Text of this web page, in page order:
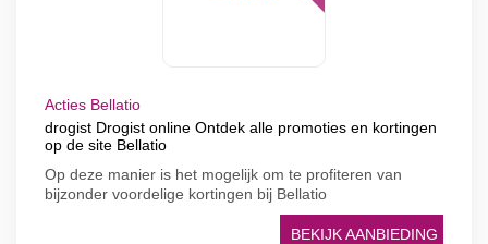
Acties Bellatio
drogist Drogist online Ontdek alle promoties en kortingen
op de site Bellatio
Op deze manier is het mogelijk om te profiteren van
bijzonder voordelige kortingen bij Bellatio
BEKIJK AANBIEDING